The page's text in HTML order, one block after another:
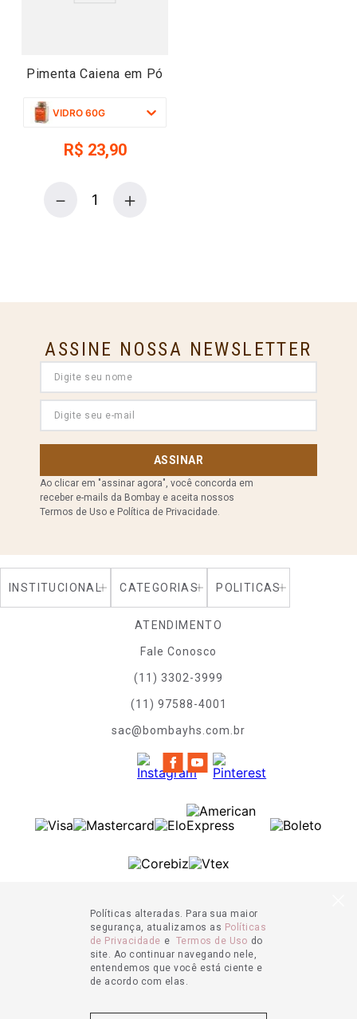
Políticas alteradas. Para sua maior
segurança, atualizamos as Políticas
de Privacidade e Termos de Uso do
site. Ao continuar navegando nele,
entendemos que você está ciente e
de acordo com elas.
Pimenta Caiena em Pó
VIDRO 60G
R$ 23,90
＋
－
ASSINE NOSSA NEWSLETTER
ASSINAR
Ao clicar em "assinar agora", você concorda em
receber e-mails da Bombay e aceita nossos
Termos de Uso e Política de Privacidade.
INSTITUCIONAL CATEGORIAS POLITICAS
ATENDIMENTO
Fale Conosco
(11) 3302-3999
(11) 97588-4001
sac@bombayhs.com.br